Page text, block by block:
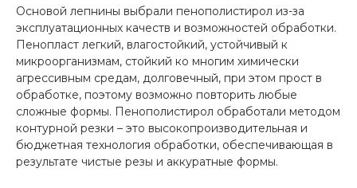
Основой лепнины выбрали пенополистирол из-за
эксплуатационных качеств и возможностей обработки.
Пенопласт легкий, влагостойкий, устойчивый к
микроорганизмам, стойкий ко многим химически
агрессивным средам, долговечный, при этом прост в
обработке, поэтому возможно повторить любые
сложные формы. Пенополистирол обработали методом
контурной резки – это высокопроизводительная и
бюджетная технология обработки, обеспечивающая в
результате чистые резы и аккуратные формы.